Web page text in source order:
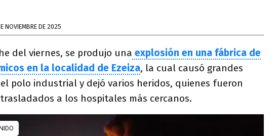
NOVIEMBRE DE 2025
del viernes, se produjo una explosión en una fábrica de
en la localidad de Ezeiza, la cual causó grandes
polo industrial y dejó varios heridos, quienes fueron
a los hospitales más cercanos.